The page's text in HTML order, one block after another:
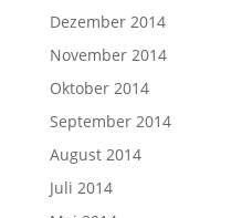
Dezember 2014
November 2014
Oktober 2014
September 2014
August 2014
Juli 2014